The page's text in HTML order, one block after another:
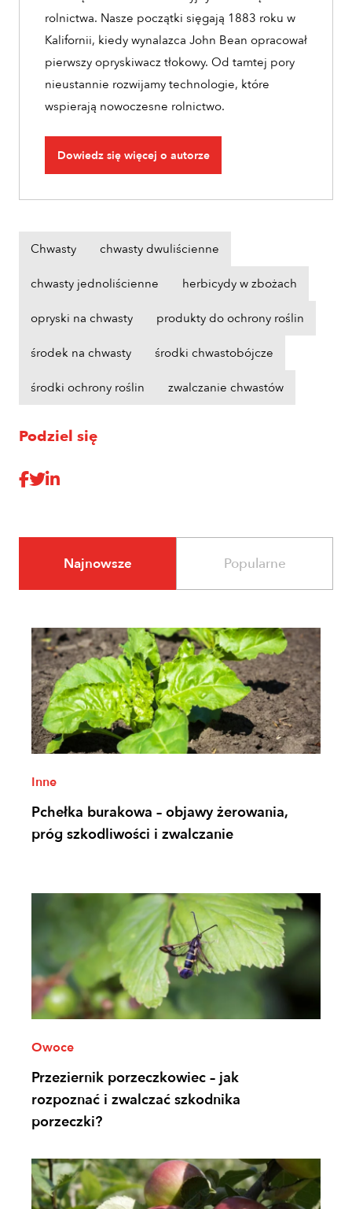
rolnictwa. Nasze początki sięgają 1883 roku w
Kalifornii, kiedy wynalazca John Bean opracował
pierwszy opryskiwacz tłokowy. Od tamtej pory
nieustannie rozwijamy technologie, które
wspierają nowoczesne rolnictwo.
Dowiedz się więcej o autorze
Chwasty chwasty dwuliścienne
chwasty jednoliścienne herbicydy w zbożach
opryski na chwasty produkty do ochrony roślin
środek na chwasty środki chwastobójcze
środki ochrony roślin zwalczanie chwastów
Podziel się
Najnowsze Popularne
Inne
Pchełka burakowa – objawy żerowania,
próg szkodliwości i zwalczanie
Owoce
Przeziernik porzeczkowiec – jak
rozpoznać i zwalczać szkodnika
porzeczki?